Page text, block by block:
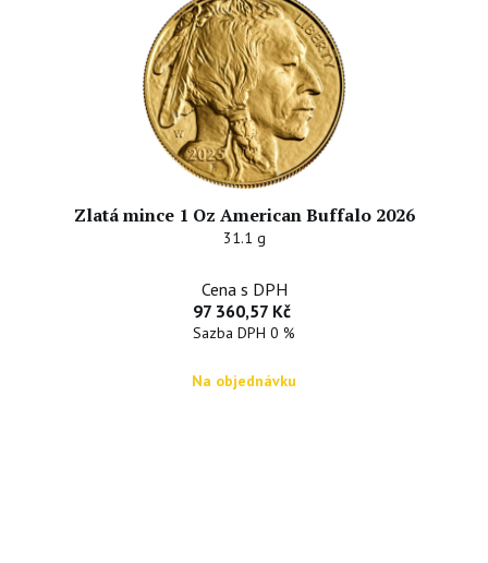
Zlatá mince 1 Oz American Buffalo 2026
31.1 g
Cena s DPH
97 360,57 Kč
Sazba DPH 0 %
Na objednávku